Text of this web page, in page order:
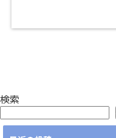
検索